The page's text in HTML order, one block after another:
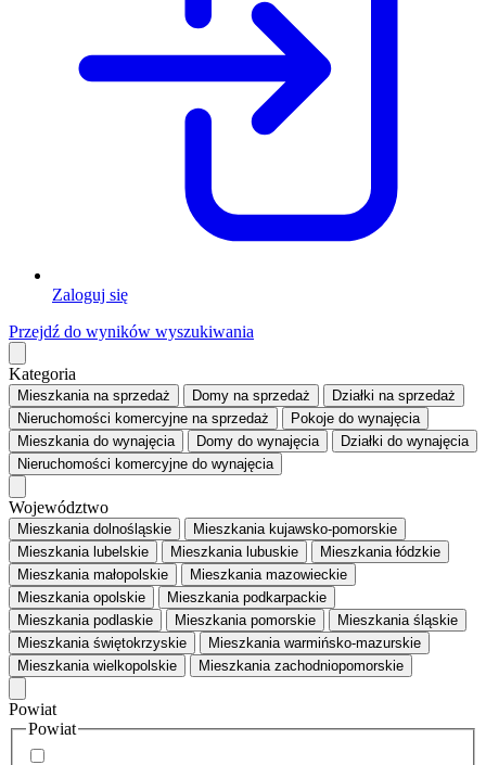
Zaloguj się
Przejdź do wyników wyszukiwania
Kategoria
Mieszkaniana sprzedaż Domy na sprzedaż Działki na sprzedaż
Nieruchomości komercyjne na sprzedaż Pokoje do wynajęcia
Mieszkaniado wynajęcia Domy do wynajęcia Działki do wynajęcia
Nieruchomości komercyjne do wynajęcia
Województwo
Mieszkania dolnośląskie
Mieszkania kujawsko-pomorskie
Mieszkania lubelskie
Mieszkania lubuskie
Mieszkania łódzkie
Mieszkania małopolskie
Mieszkania mazowieckie
Mieszkania opolskie
Mieszkania podkarpackie
Mieszkania podlaskie
Mieszkania pomorskie
Mieszkania śląskie
Mieszkania świętokrzyskie
Mieszkania warmińsko-mazurskie
Mieszkania wielkopolskie
Mieszkania zachodniopomorskie
Powiat
Powiat